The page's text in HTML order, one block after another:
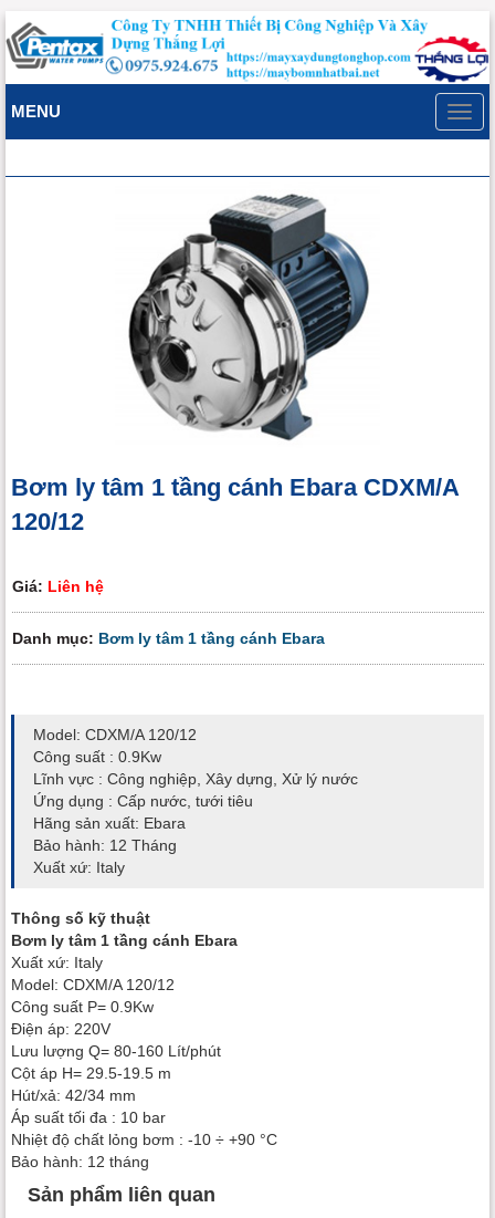
MENU
Bơm ly tâm 1 tầng cánh Ebara CDXM/A
120/12
Giá: Liên hệ
Danh mục: Bơm ly tâm 1 tầng cánh Ebara
Model: CDXM/A 120/12
Công suất : 0.9Kw
Lĩnh vực : Công nghiệp, Xây dựng, Xử lý nước
Ứng dụng : Cấp nước, tưới tiêu
Hãng sản xuất: Ebara
Bảo hành: 12 Tháng
Xuất xứ: Italy
Thông số kỹ thuật
Bơm ly tâm 1 tầng cánh Ebara
Xuất xứ: Italy
Model: CDXM/A 120/12
Công suất P= 0.9Kw
Điện áp: 220V
Lưu lượng Q= 80-160 Lít/phút
Cột áp H= 29.5-19.5 m
Hút/xả: 42/34 mm
Áp suất tối đa : 10 bar
Nhiệt độ chất lỏng bơm : -10 ÷ +90 °C
Bảo hành: 12 tháng
Sản phẩm liên quan